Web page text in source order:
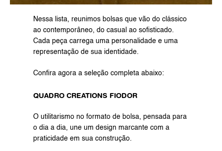
Nessa lista, reunimos bolsas que vão do clássico
ao contemporâneo, do casual ao sofisticado.
Cada peça carrega uma personalidade e uma
representação de sua identidade.
Confira agora a seleção completa abaixo:
QUADRO CREATIONS FIODOR
O utilitarismo no formato de bolsa, pensada para
o dia a dia, une um design marcante com a
praticidade em sua construção.